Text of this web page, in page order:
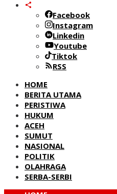
Facebook
Instagram
Linkedin
Youtube
Tiktok
RSS
HOME
BERITA UTAMA
PERISTIWA
HUKUM
ACEH
SUMUT
NASIONAL
POLITIK
OLAHRAGA
SERBA-SERBI